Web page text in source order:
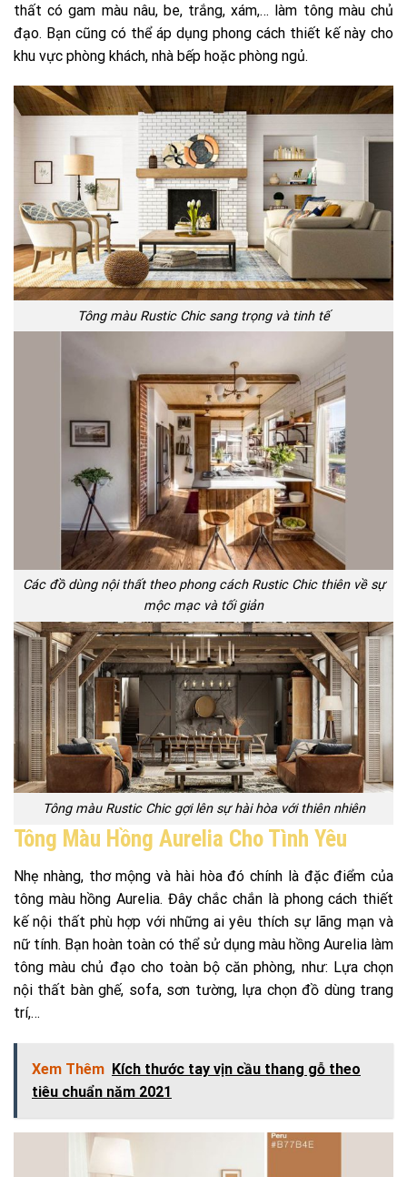
thất có gam màu nâu, be, trắng, xám,… làm tông màu chủ
đạo. Bạn cũng có thể áp dụng phong cách thiết kế này cho
khu vực phòng khách, nhà bếp hoặc phòng ngủ.
Tông màu Rustic Chic sang trọng và tinh tế
Các đồ dùng nội thất theo phong cách Rustic Chic thiên về sự
mộc mạc và tối giản
Tông màu Rustic Chic gợi lên sự hài hòa với thiên nhiên
Tông Màu Hồng Aurelia Cho Tình Yêu
Nhẹ nhàng, thơ mộng và hài hòa đó chính là đặc điểm của
tông màu hồng Aurelia. Đây chắc chắn là phong cách thiết
kế nội thất phù hợp với những ai yêu thích sự lãng mạn và
nữ tính. Bạn hoàn toàn có thể sử dụng màu hồng Aurelia làm
tông màu chủ đạo cho toàn bộ căn phòng, như: Lựa chọn
nội thất bàn ghế, sofa, sơn tường, lựa chọn đồ dùng trang
trí,…
Xem Thêm Kích thước tay vịn cầu thang gỗ theo
tiêu chuẩn năm 2021